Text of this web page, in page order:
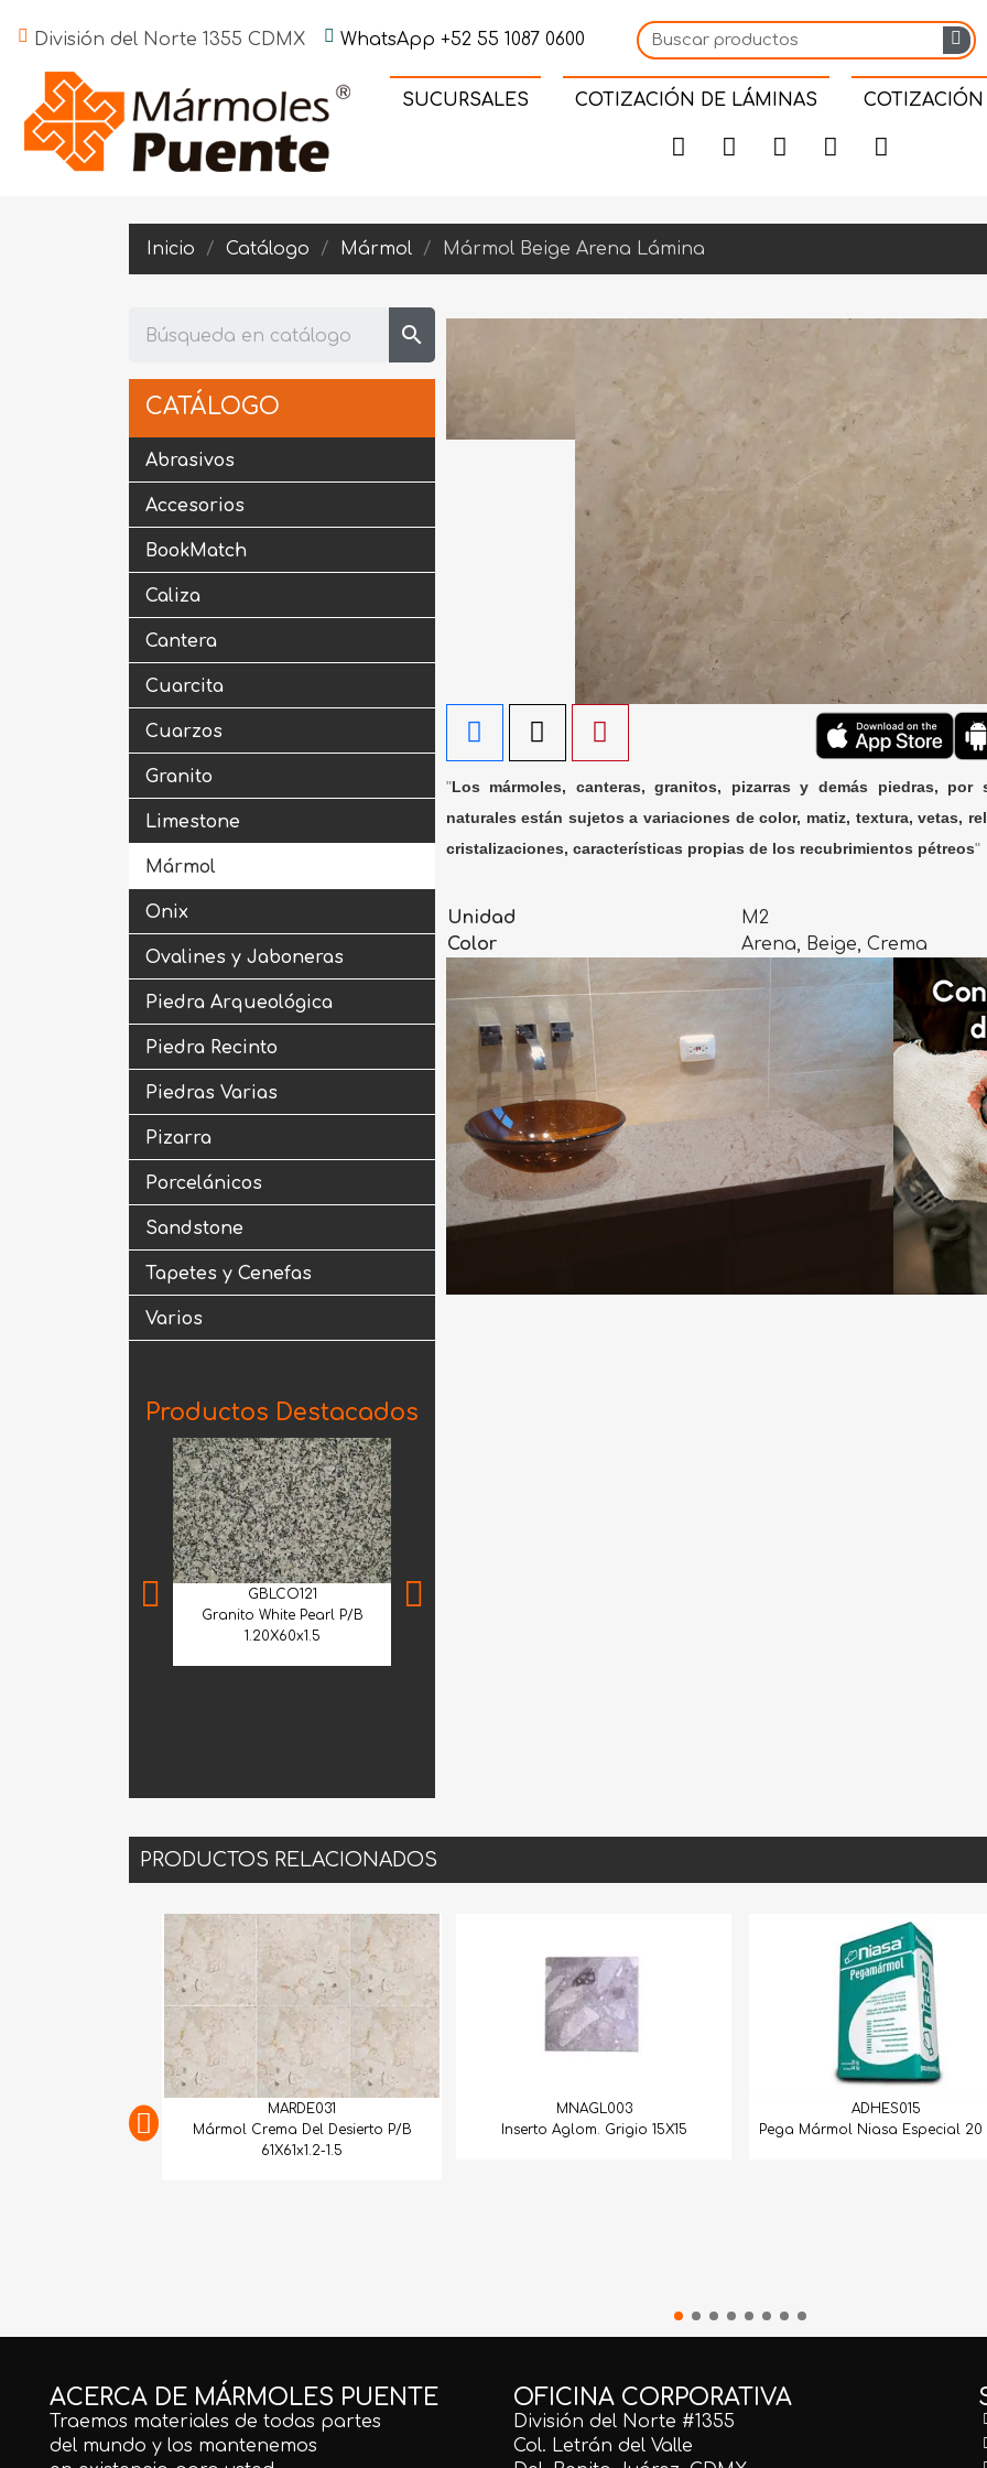
División del Norte 1355 CDMX WhatsApp +52 55 1087 0600
SUCURSALES COTIZACIÓN DE LÁMINAS COTIZACIÓN
Inicio Catálogo Mármol Mármol Beige Arena Lámina
search
CATÁLOGO
Abrasivos
Accesorios
BookMatch
Caliza
Cantera
Cuarcita
Cuarzos
Granito
Limestone
Mármol
Onix
Ovalines y Jaboneras
Piedra Arqueológica
Piedra Recinto
Piedras Varias
Pizarra
Porcelánicos
Sandstone
Tapetes y Cenefas
Varios
Productos Destacados
GBLCO121
Granito White Pearl P/B
1.20X60x1.5
"Los mármoles, canteras, granitos, pizarras y demás piedras, por
naturales están sujetos a variaciones de color, matiz, textura, vetas,
cristalizaciones, características propias de los recubrimientos pétreos"
Unidad
M2
Color
Arena, Beige, Crema
PRODUCTOS RELACIONADOS
MARDE031
Mármol Crema Del Desierto P/B
61X61x1.2-1.5
MNAGL003
Inserto Aglom. Grigio 15X15
ADHES015
Pega Mármol Niasa Especial 20
ACERCA DE MÁRMOLES PUENTE
Traemos materiales de todas partes
del mundo y los mantenemos
OFICINA CORPORATIVA
División del Norte #1355
Col. Letrán del Valle